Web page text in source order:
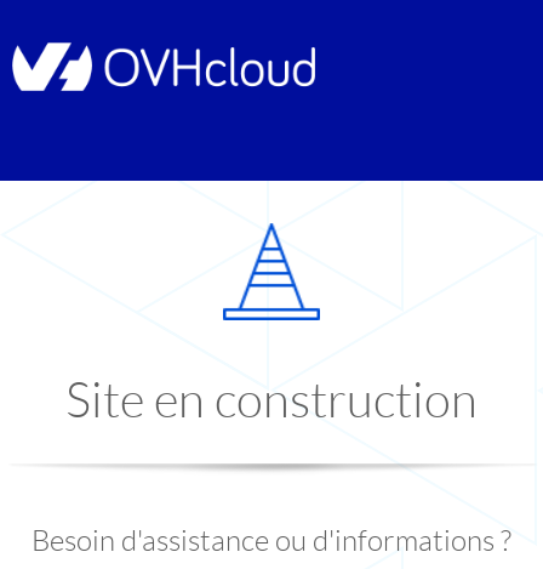
Site en construction
Besoin d'assistance ou d'informations ?